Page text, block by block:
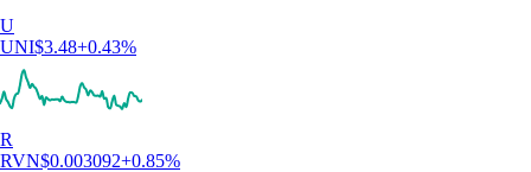
U
UNI$3.48+0.43%
R
RVN$0.003092+0.85%